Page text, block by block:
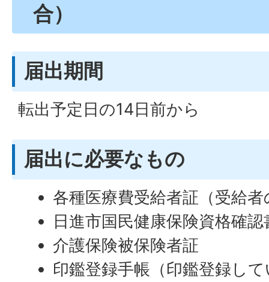
合）
届出期間
転出予定日の14日前から
届出に必要なもの
各種医療費受給者証（受給
日進市国民健康保険資格確
介護保険被保険者証
印鑑登録手帳（印鑑登録し